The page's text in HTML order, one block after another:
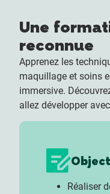
Une
reconnue
Apprenez les
maquillage et soins
immersive.
allez développer
Réaliser